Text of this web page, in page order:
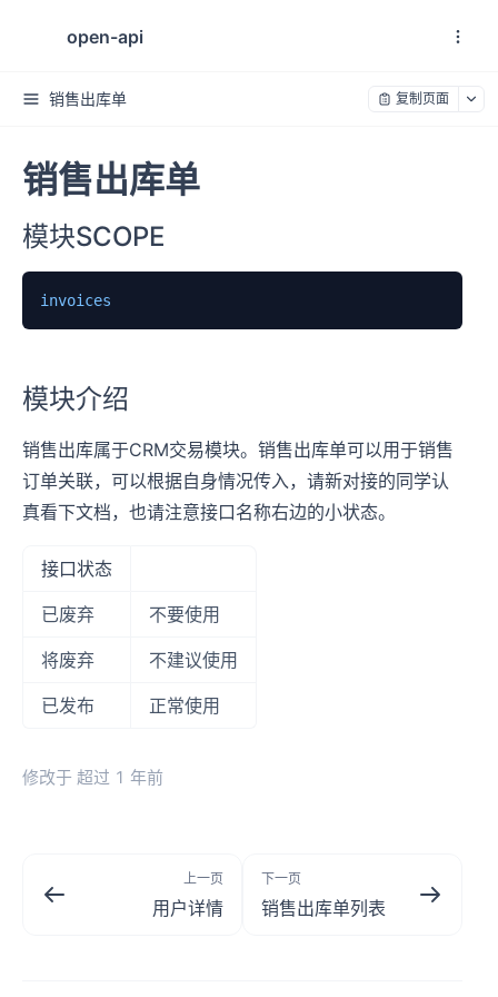
open-api
销售出库单 复制页面
销售出库单
模块SCOPE
invoices
模块介绍
销售出库属于CRM交易模块。销售出库单可以用于销售
订单关联，可以根据自身情况传入，请新对接的同学认
真看下文档，也请注意接口名称右边的小状态。
接口状态
已废弃 不要使用
将废弃 不建议使用
已发布 正常使用
修改于 超过 1 年前
上一页
用户详情
下一页
销售出库单列表